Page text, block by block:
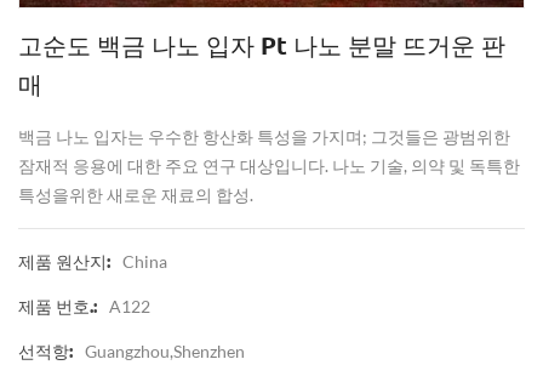
고순도 백금 나노 입자 Pt 나노 분말 뜨거운 판
매
백금 나노 입자는 우수한 항산화 특성을 가지며; 그것들은 광범위한
잠재적 응용에 대한 주요 연구 대상입니다. 나노 기술, 의약 및 독특한
특성을위한 새로운 재료의 합성.
제품 원산지: China
제품 번호.: A122
선적항: Guangzhou,Shenzhen